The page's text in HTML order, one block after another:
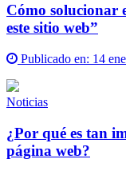
Cómo solucionar
este sitio web”
Publicado en: 14
Noticias
¿Por qué es tan
página web?